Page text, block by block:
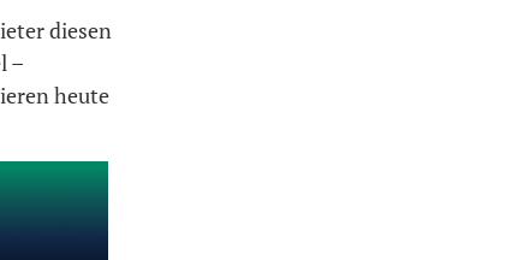
diesen
–
heute